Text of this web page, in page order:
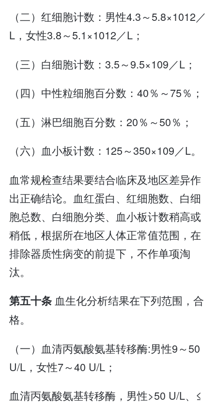
（二）红细胞计数：男性4.3～5.8×1012／
L，女性3.8～5.1×1012／L；
（三）白细胞计数：3.5～9.5×109／L；
（四）中性粒细胞百分数：40％～75％；
（五）淋巴细胞百分数：20％～50％；
（六）血小板计数：125～350×109／L。
血常规检查结果要结合临床及地区差异作
出正确结论。血红蛋白、红细胞数、白细
胞总数、白细胞分类、血小板计数稍高或
稍低，根据所在地区人体正常值范围，在
排除器质性病变的前提下，不作单项淘
汰。
第五十条血生化分析结果在下列范围，合
格。
（一）血清丙氨酸氨基转移酶:男性9～50
U/L，女性7～40 U/L；
血清丙氨酸氨基转移酶，男性>50 U/L、≤